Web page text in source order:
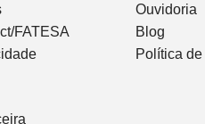
FATESA
Ouvidoria
Blog
Política